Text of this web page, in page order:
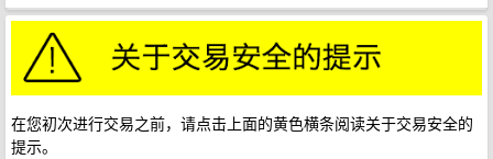
在您初次进行交易之前，请点击上面的黄色横条阅读关于交易安全的
提示。